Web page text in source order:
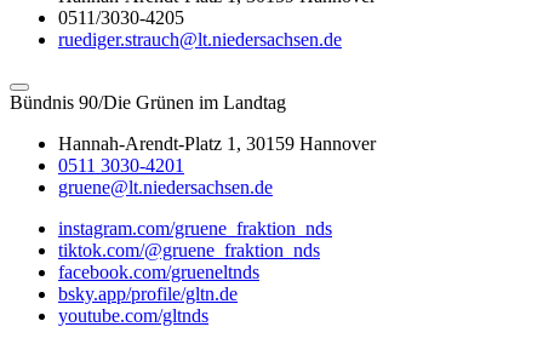
0511/3030-4205
ruediger.strauch@lt.niedersachsen.de
Bündnis 90/Die Grünen im Landtag
Hannah-Arendt-Platz 1, 30159 Hannover
0511 3030-4201
gruene@lt.niedersachsen.de
instagram.com/gruene_fraktion_nds
tiktok.com/@gruene_fraktion_nds
facebook.com/grueneltnds
bsky.app/profile/gltn.de
youtube.com/gltnds